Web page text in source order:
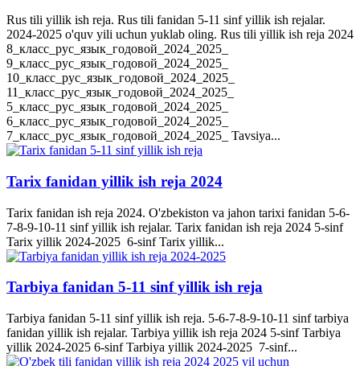
Rus tili yillik ish reja. Rus tili fanidan 5-11 sinf yillik ish rejalar.
2024-2025 o'quv yili uchun yuklab oling. Rus tili yillik ish reja 2024
8_класс_рус_язык_годовой_2024_2025_
9_класс_рус_язык_годовой_2024_2025_
10_класс_рус_язык_годовой_2024_2025_
11_класс_рус_язык_годовой_2024_2025_
5_класс_рус_язык_годовой_2024_2025_
6_класс_рус_язык_годовой_2024_2025_
7_класс_рус_язык_годовой_2024_2025_ Tavsiya...
Tarix fanidan yillik ish reja 2024
Tarix fanidan ish reja 2024. O'zbekiston va jahon tarixi fanidan 5-6-
7-8-9-10-11 sinf yillik ish rejalar. Tarix fanidan ish reja 2024 5-sinf
Tarix yillik 2024-2025 6-sinf Tarix yillik...
Tarbiya fanidan 5-11 sinf yillik ish reja
Tarbiya fanidan 5-11 sinf yillik ish reja. 5-6-7-8-9-10-11 sinf tarbiya
fanidan yillik ish rejalar. Tarbiya yillik ish reja 2024 5-sinf Tarbiya
yillik 2024-2025 6-sinf Tarbiya yillik 2024-2025 7-sinf...